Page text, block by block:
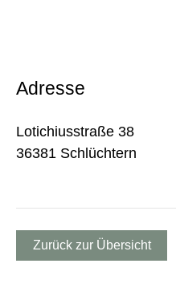
Adresse
Lotichiusstraße 38
36381 Schlüchtern
Zurück zur Übersicht